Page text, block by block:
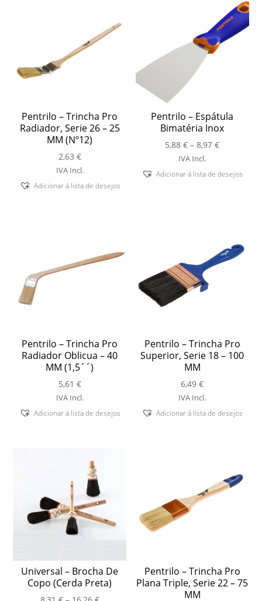
Pentrilo – Trincha Pro
Radiador, Serie 26 – 25
MM (Nº12)
2,63 €
IVA Incl.
Adicionar á lista de desejos
Pentrilo – Espátula
Bimatéria Inox
5,88€ – 8,97€Price
5,88 €
through
IVA Incl.
Adicionar á lista de desejos
Pentrilo – Trincha Pro
Radiador Oblicua – 40
MM (1,5´´)
5,61 €
IVA Incl.
Adicionar á lista de desejos
Pentrilo – Trincha Pro
Superior, Serie 18 – 100
MM
6,49€
IVA Incl.
Adicionar á lista de desejos
Universal – Brocha De
Copo (Cerda Preta)
Pentrilo – Trincha Pro
Plana Triple, Serie 22 – 75
MM